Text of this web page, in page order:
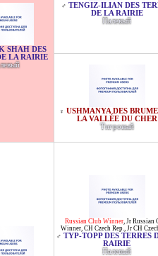
SHAH DES
LA RAIRIE
♂ TENGIZ-ILIAN DES
DE LA RAIRIE
Палевый
♀ USHMANYA DES
LA VALLÉE DU CHER
Тигровый
Russian Club Winner, Jr Russian
Winner, CH Czech Rep., Jr CH
♂ TYP-TOPP DES TERRES
RAIRIE
Палевый